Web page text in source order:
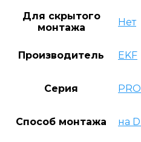
Для скрытого
монтажа
Нет
Производитель EKF
Серия
Способ монтажа на